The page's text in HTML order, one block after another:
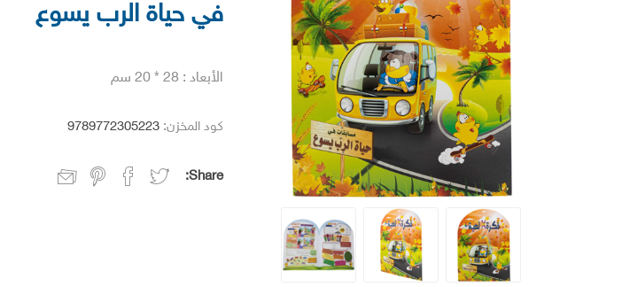
في حياة الرب يسوع
الأبعاد : 28 * 20 سم
كود المخزن: 9789772305223
Share: